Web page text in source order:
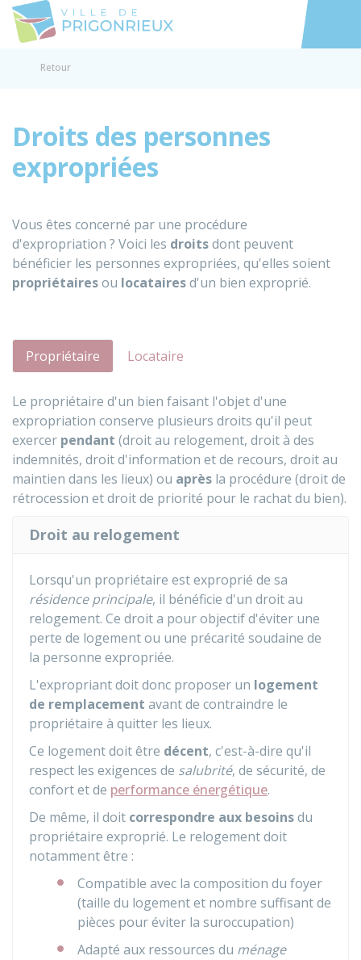
Accéder
Retour
Droits des personnes
expropriées
Vous êtes concerné par une procédure
d'expropriation ? Voici les droitsdont peuvent
bénéficier les personnes expropriées, qu'elles soient
propriétairesou locatairesd'un bien exproprié.
Propriétaire Locataire
Le propriétaire d'un bien faisant l'objet d'une
expropriation conserve plusieurs droits qu'il peut
exercer pendant (droit au relogement, droit à des
indemnités, droit d'information et de recours, droit au
maintien dans les lieux) ou après la procédure (droit de
rétrocession et droit de priorité pour le rachat du bien).
Droit au relogement
Lorsqu'un propriétaire est exproprié de sa
résidence principale, il bénéficie d'un droit au
relogement. Ce droit a pour objectif d'éviter une
perte de logement ou une précarité soudaine de
la personne expropriée.
L'expropriant doit donc proposer un logement
de remplacement avant de contraindre le
propriétaire à quitter les lieux.
Ce logement doit être décent, c'est-à-dire qu'il
respect les exigences de salubrité, de sécurité, de
confort et de performance énergétique.
De même, il doit correspondre aux besoinsdu
propriétaire exproprié. Le relogement doit
notamment être :
Compatible avec la composition du foyer
(taille du logement et nombre suffisant de
pièces pour éviter la suroccupation)
Adapté aux ressources du ménage